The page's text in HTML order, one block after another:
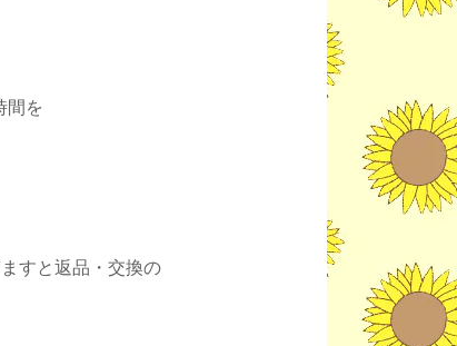
間を
すと返品・交換の